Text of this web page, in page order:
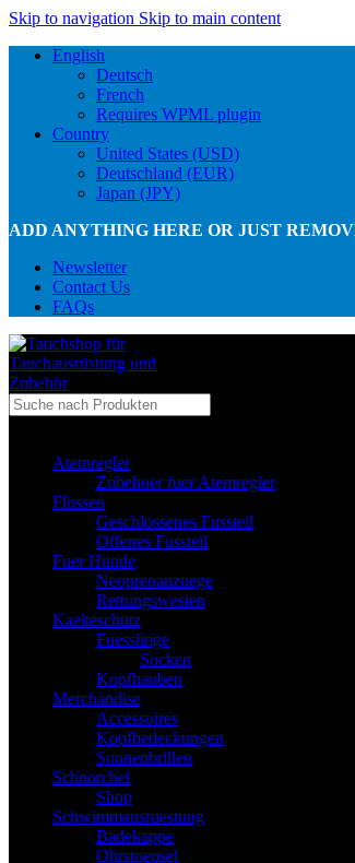
Skip to navigation Skip to main content
English
Deutsch
French
Requires WPML plugin
Country
United States (USD)
Deutschland (EUR)
Japan (JPY)
ADD ANYTHING HERE OR JUST
Newsletter
Contact Us
FAQs
Atemregler
Zubehoer fuer Atemregler
Flossen
Geschlossenes Fussteil
Offenes Fussteil
Fuer Hunde
Neoprenanzuege
Rettungswesten
Kaelteschutz
Fuesslinge
Socken
Kopfhauben
Merchandise
Accessoires
Kopfbedeckungen
Sonnenbrillen
Schnorchel
Shop
Schwimmausruestung
Badekappe
Ohrstoepsel